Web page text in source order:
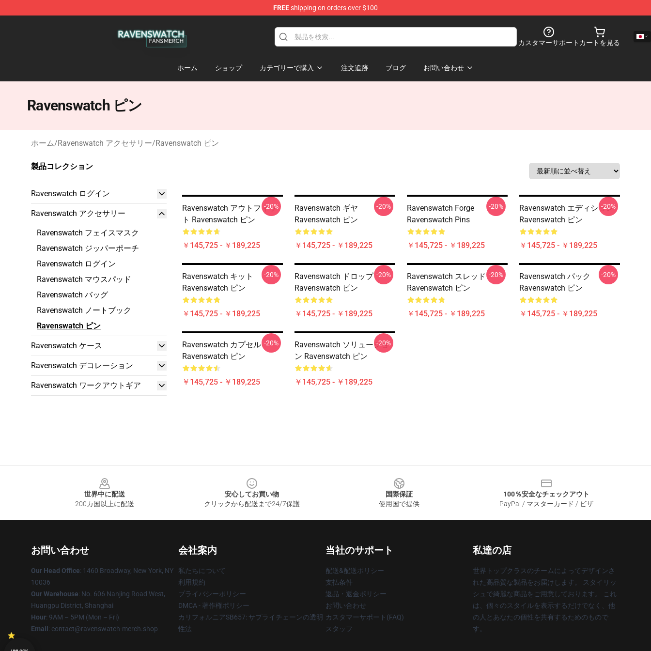
FREEshipping on orders over $100
カスタマーサポート カートを見る
ホーム ショップ カテゴリーで購入 注文追跡 ブログ お問い合わせ
Ravenswatch ピン
ホーム/Ravenswatch アクセサリー/Ravenswatch ピン
製品コレクション
Ravenswatch ログイン
Ravenswatch アクセサリー
Ravenswatch フェイスマスク
Ravenswatch ジッパーポーチ
Ravenswatch ログイン
Ravenswatch マウスパッド
Ravenswatch バッグ
Ravenswatch ノートブック
Ravenswatch ピン
Ravenswatch ケース
Ravenswatch デコレーション
Ravenswatch ワークアウトギア
Ravenswatch アウトフィッ
ト Ravenswatch ピン
￥145,725 - ￥189,225
-20%
Ravenswatch ギヤ
Ravenswatch ピン
￥145,725 - ￥189,225
-20%
Ravenswatch Forge
Ravenswatch Pins
￥145,725 - ￥189,225
-20%
Ravenswatch エディション
Ravenswatch ピン
￥145,725 - ￥189,225
-20%
Ravenswatch キット
Ravenswatch ピン
￥145,725 - ￥189,225
-20%
Ravenswatch ドロップ
Ravenswatch ピン
￥145,725 - ￥189,225
-20%
Ravenswatch スレッド
Ravenswatch ピン
￥145,725 - ￥189,225
-20%
Ravenswatch パック
Ravenswatch ピン
￥145,725 - ￥189,225
-20%
Ravenswatch カプセル
Ravenswatch ピン
￥145,725 - ￥189,225
-20%
Ravenswatch ソリューショ
ン Ravenswatch ピン
￥145,725 - ￥189,225
-20%
世界中に配送
200カ国以上に配送
安心してお買い物
クリックから配送まで24/7保護
国際保証
使用国で提供
100％安全なチェックアウト
PayPal / マスターカード / ビザ
お問い合わせ
Our Head Office: 1460 Broadway, New York, NY
10036
Our Warehouse: No. 606 Nanjing Road West,
Huangpu District, Shanghai
Hour: 9AM – 5PM (Mon – Fri)
Email : contact@ravenswatch-merch.shop
会社案内
私たちについて
利用規約
プライバシーポリシー
DMCA - 著作権ポリシー
カリフォルニアSB657: サプライチェーンの透明
性法
当社のサポート
配送&配送ポリシー
支払条件
返品・返金ポリシー
お問い合わせ
カスタマーサポート(FAQ)
スタッフ
私達の店
世界トップクラスのチームによってデザインさ
れた高品質な製品をお届けします。 スタイリッ
シュで綺麗な商品をご用意しております。 これ
は、個々のスタイルを表示するだけでなく、他
の人とあなたの個性を共有するためのもので
す。